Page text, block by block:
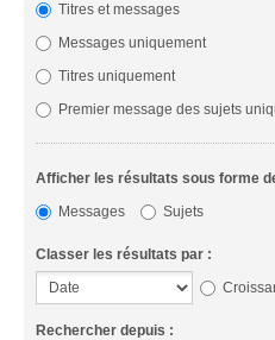
Titres et messages
Messages uniquement
Titres uniquement
Premier message des sujets
Afficher les résultats sous forme
Messages
Sujets
Classer les résultats par :
Rechercher depuis :